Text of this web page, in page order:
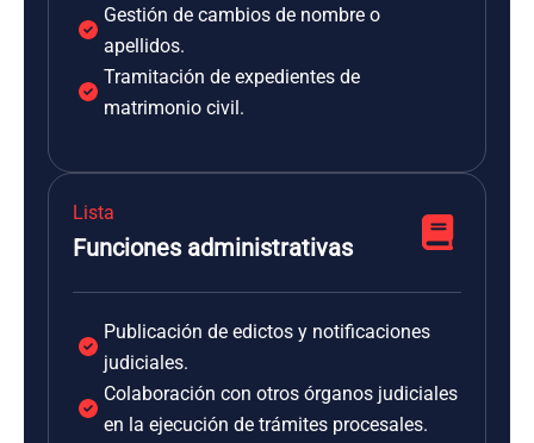
Gestión de cambios de nombre o
apellidos.
Tramitación de expedientes de
matrimonio civil.
Lista
Funciones administrativas
Publicación de edictos y notificaciones
judiciales.
Colaboración con otros órganos judiciales
en la ejecución de trámites procesales.